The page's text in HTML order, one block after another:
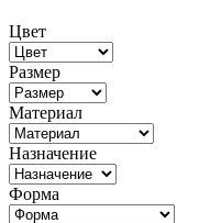
Цвет
Размер
Материал
Назначение
Форма